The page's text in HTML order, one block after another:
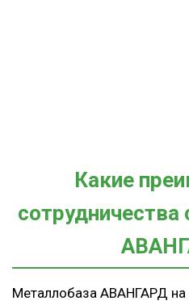
Какие
Металлобаза АВАНГАРД на